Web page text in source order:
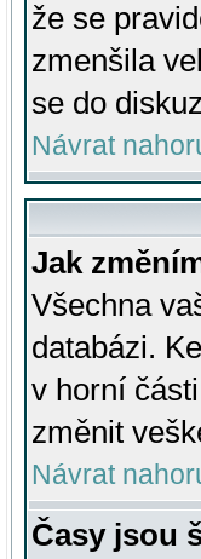
že se
zmenšila
se do
Návrat
Jak
Všechna
databázi.
v horní
změnit
Návrat
Časy jsou